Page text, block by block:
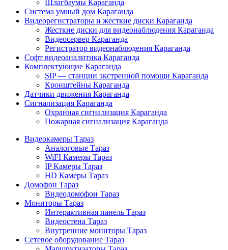
Шлагбаумы Караганда
Система умный дом Караганда
Видеорегистраторы и жесткие диски Караганда
Жесткие диски для видеонаблюдения Караганда
Видеосервер Караганда
Регистратор видеонаблюдения Караганда
Софт видеоаналитика Караганда
Комплектующие Караганда
SIP — станции экстренной помощи Караганда
Кронштейны Караганда
Датчики движения Караганда
Сигнализация Караганда
Охранная сигнализация Караганда
Пожарная сигнализация Караганда
Видеокамеры Тараз
Аналоговые Тараз
WiFI Камеры Тараз
IP Камеры Тараз
HD Камеры Тараз
Домофон Тараз
Видеодомофон Тараз
Мониторы Тараз
Интерактивная панель Тараз
Видеостена Тараз
Внутренние мониторы Тараз
Сетевое оборудование Тараз